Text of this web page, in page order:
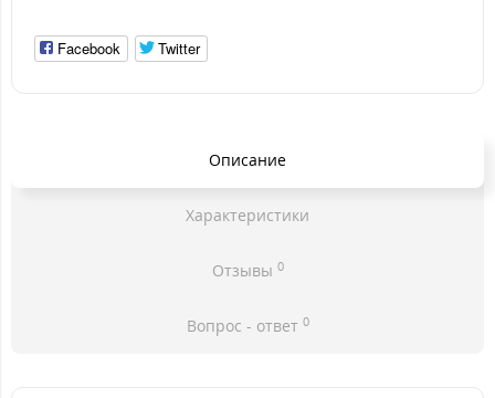
Facebook Twitter
Описание
Характеристики
Отзывы 0
Вопрос - ответ 0